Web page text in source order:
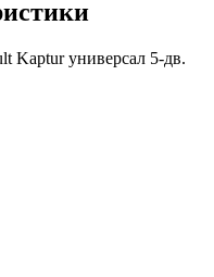
Kaptur универсал 5-дв.